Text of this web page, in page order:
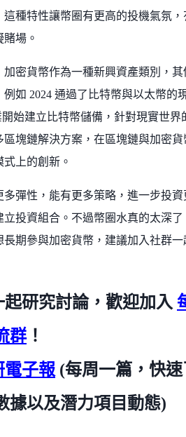
種特性讓幣圈有更高的投機氣氛，
場。
密貨幣作為一種新興資產類別，其
如 2024 通過了比特幣與以太幣的
始建立比特幣儲備，針對現實世界
塊鏈解決方案，在區塊鏈與加密貨
上的創新。
彈性，能有更多策略，進一步投資
立投資組合。不過幣圈水真的太深了
期參與加密貨幣，建議加入社群一
起研究討論，歡迎加入
群！
電子報 (每周一篇，快速
據以及潛力項目動態)